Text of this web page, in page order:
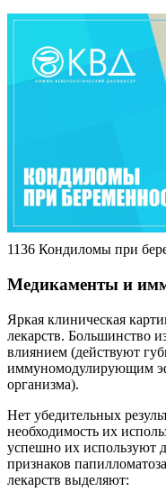
1136 Кондиломы при
Медикаменты и
Яркая клиническая
лекарств. Большинство
влиянием (действуют
иммуномодулирующим
организма).
Нет убедительных
необходимость их
успешно их используют
признаков
лекарств выделяют: